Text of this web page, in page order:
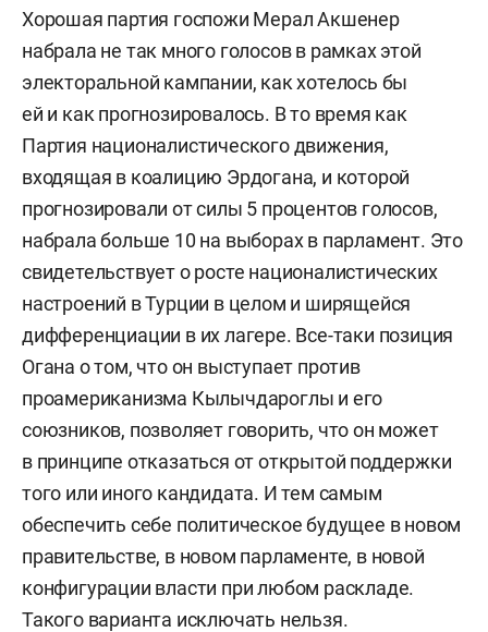
Хорошая партия госпожи Мерал Акшенер
набрала не так много голосов в рамках этой
электоральной кампании, как хотелось бы
ей и как прогнозировалось. В то время как
Партия националистического движения,
входящая в коалицию Эрдогана, и которой
прогнозировали от силы 5 процентов голосов,
набрала больше 10 на выборах в парламент. Это
свидетельствует о росте националистических
настроений в Турции в целом и ширящейся
дифференциации в их лагере. Все-таки позиция
Огана о том, что он выступает против
проамериканизма Кылычдароглы и его
союзников, позволяет говорить, что он может
в принципе отказаться от открытой поддержки
того или иного кандидата. И тем самым
обеспечить себе политическое будущее в новом
правительстве, в новом парламенте, в новой
конфигурации власти при любом раскладе.
Такого варианта исключать нельзя.